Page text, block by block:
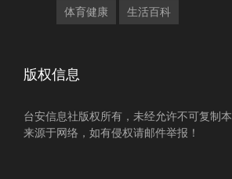
体育健康 生活百科
版权信息
台安信息社版权所有，未经允许不可复制
来源于网络，如有侵权请邮件举报！